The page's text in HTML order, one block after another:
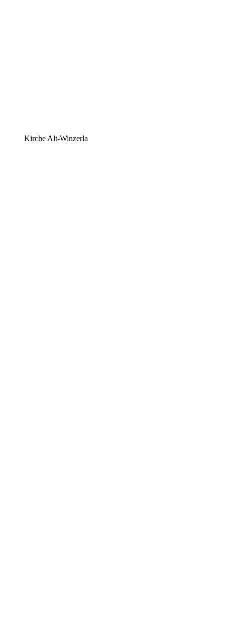
Kirche Alt-Winzerla